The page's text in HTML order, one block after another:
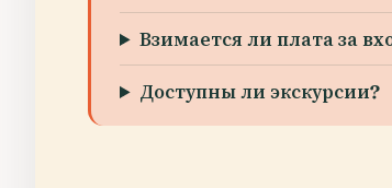
Взимается ли плата за
Доступны ли экскурсии?